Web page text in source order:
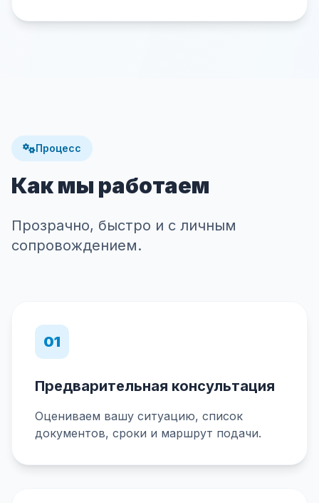
Процесс
Как мы работаем
Прозрачно, быстро и с личным
сопровождением.
01
Предварительная консультация
Оцениваем вашу ситуацию, список
документов, сроки и маршрут подачи.